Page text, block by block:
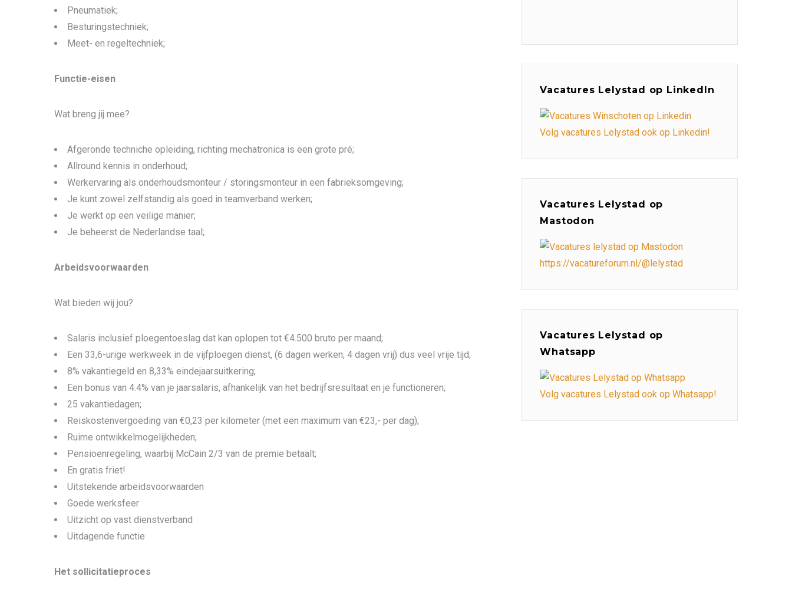
Pneumatiek;
Besturingstechniek;
Meet- en regeltechniek;
Functie-eisen
Wat breng jij mee?
Afgeronde techniche opleiding, richting mechatronica is een grote pré;
Allround kennis in onderhoud;
Werkervaring als onderhoudsmonteur / storingsmonteur in een fabrieksomgeving;
Je kunt zowel zelfstandig als goed in teamverband werken;
Je werkt op een veilige manier;
Je beheerst de Nederlandse taal;
Arbeidsvoorwaarden
Wat bieden wij jou?
Salaris inclusief ploegentoeslag dat kan oplopen tot €4.500 bruto per maand;
Een 33,6-urige werkweek in de vijfploegen dienst, (6 dagen werken, 4 dagen vrij) dus veel vrije tijd;
8% vakantiegeld en 8,33% eindejaarsuitkering;
Een bonus van 4.4% van je jaarsalaris, afhankelijk van het bedrijfsresultaat en je functioneren;
25 vakantiedagen;
Reiskostenvergoeding van €0,23 per kilometer (met een maximum van €23,- per dag);
Ruime ontwikkelmogelijkheden;
Pensioenregeling, waarbij McCain 2/3 van de premie betaalt;
En gratis friet!
Uitstekende arbeidsvoorwaarden
Goede werksfeer
Uitzicht op vast dienstverband
Uitdagende functie
Het sollicitatieproces
Vacatures Lelystad op LinkedIn
Volg vacatures Lelystad ook op Linkedin!
Vacatures Lelystad op
Mastodon
https://vacatureforum.nl/@lelystad
Vacatures Lelystad op
Whatsapp
Volg vacatures Lelystad ook op Whatsapp!